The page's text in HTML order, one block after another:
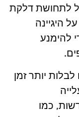
לתחושת דלקת
היגיינה
להימנע
יותר זמן
כמו